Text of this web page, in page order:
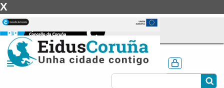
X
CASTELLANO